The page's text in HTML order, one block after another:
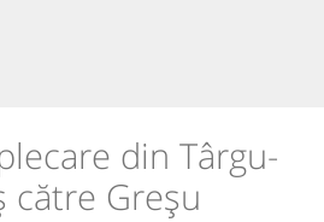
din Târgu-
către Greșu